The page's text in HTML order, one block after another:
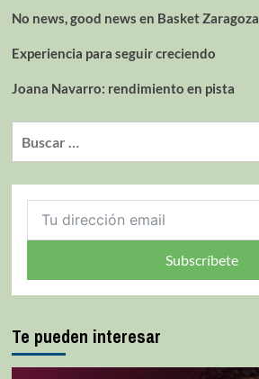
No news, good news en Basket Zaragoza
Experiencia para seguir creciendo
Joana Navarro: rendimiento en pista
Subscríbete
Te pueden interesar